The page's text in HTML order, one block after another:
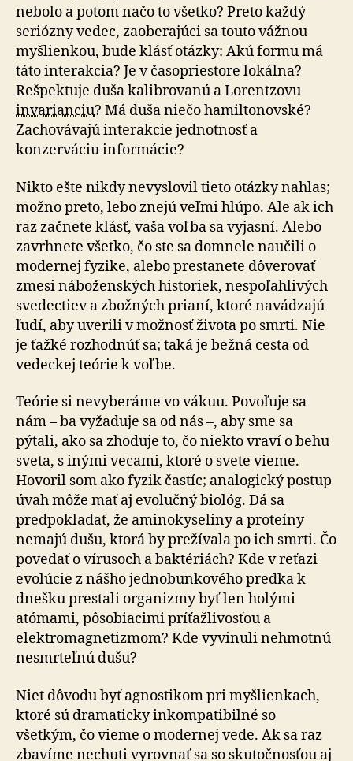
nebolo a potom načo to všetko? Preto každý
seriózny vedec, zaoberajúci sa touto vážnou
myšlienkou, bude klásť otázky: Akú formu má
táto interakcia? Je v časopriestore lokálna?
Rešpektuje duša kalibrovanú a Lorentzovu
invarianciu? Má duša niečo hamiltonovské?
Zachovávajú interakcie jednotnosť a
konzerváciu informácie?
Nikto ešte nikdy nevyslovil tieto otázky nahlas;
možno preto, lebo znejú veľmi hlúpo. Ale ak ich
raz začnete klásť, vaša voľba sa vyjasní. Alebo
zavrhnete všetko, čo ste sa domnele naučili o
modernej fyzike, alebo prestanete dôverovať
zmesi náboženských historiek, nespoľahlivých
svedectiev a zbožných prianí, ktoré navádzajú
ľudí, aby uverili v možnosť života po smrti. Nie
je ťažké rozhodnúť sa; taká je bežná cesta od
vedeckej teórie k voľbe.
Teórie si nevyberáme vo vákuu. Povoľuje sa
nám – ba vyžaduje sa od nás –, aby sme sa
pýtali, ako sa zhoduje to, čo niekto vraví o behu
sveta, s inými vecami, ktoré o svete vieme.
Hovoril som ako fyzik častíc; analogický postup
úvah môže mať aj evolučný biológ. Dá sa
predpokladať, že aminokyseliny a proteíny
nemajú dušu, ktorá by prežívala po ich smrti. Čo
povedať o vírusoch a baktériách? Kde v reťazi
evolúcie z nášho jednobunkového predka k
dnešku prestali organizmy byť len holými
atómami, pôsobiacimi príťažlivosťou a
elektromagnetizmom? Kde vyvinuli nehmotnú
nesmrteľnú dušu?
Niet dôvodu byť agnostikom pri myšlienkach,
ktoré sú dramaticky inkompatibilné so
všetkým, čo vieme o modernej vede. Ak sa raz
zbavíme nechuti vyrovnať sa so skutočnosťou aj